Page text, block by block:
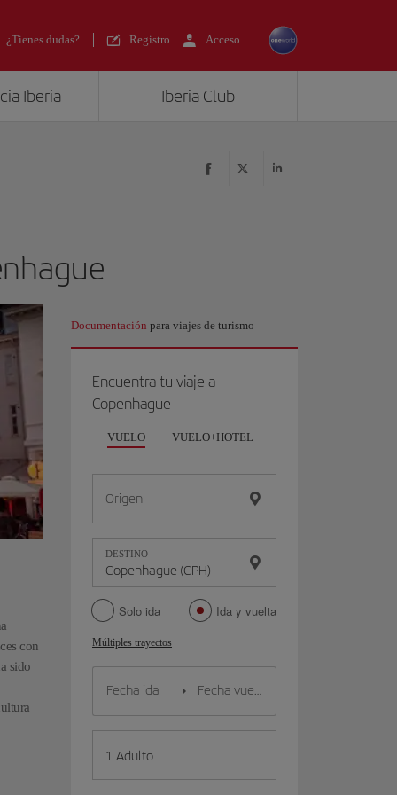
¿Tienes dudas? Registro Acceso
Iberia Iberia Club
con
sido
Documentación para viajes de turismo
Encuentra tu viaje a
Copenhague
VUELO VUELO+HOTEL
Origen
DESTINO
Solo ida Ida y vuelta
Múltiples trayectos